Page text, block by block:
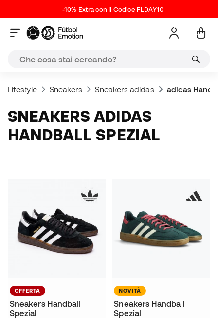
-10% Extra con il Codice FLDAY10
Lifestyle Sneakers Sneakers adidas adidas
SNEAKERS ADIDAS
HANDBALL SPEZIAL
OFFERTA
Sneakers Handball
Spezial
NOVITÀ
Sneakers Handball
Spezial